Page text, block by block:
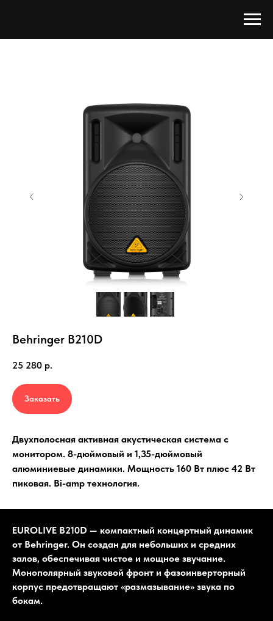
Behringer B210D
25 280 р.
Заказать
Двухполосная активная акустическая система с
монитором. 8-дюймовый и 1,35-дюймовый
алюминиевые динамики. Мощность 160 Вт плюс 42 Вт
пиковая. Bi-amp технология.
EUROLIVE B210D — компактный концертный динамик
от Behringer. Он создан для небольших и средних
залов, обеспечивая чистое и мощное звучание.
Монополярный звуковой фронт и фазоинверторный
корпус предотвращают «размазывание» звука по
бокам.